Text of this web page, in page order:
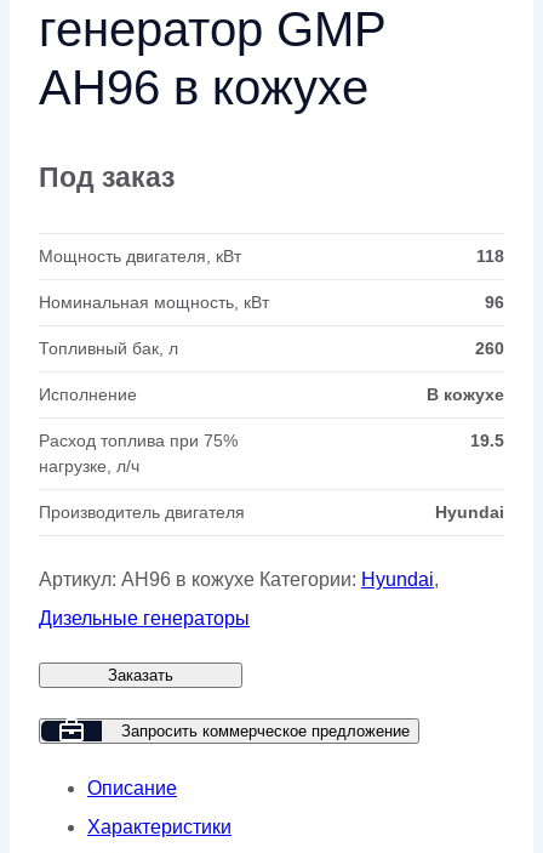
генератор GMP
AH96 в кожухе
Под заказ
Мощность двигателя, кВт 118
Номинальная мощность, кВт 96
Топливный бак, л 260
Исполнение В кожухе
Расход топлива при 75%
нагрузке, л/ч
19.5
Производитель двигателя Hyundai
Артикул: AH96 в кожухе Категории: Hyundai,
Дизельные генераторы
Заказать
Запросить коммерческое предложение
Описание
Характеристики